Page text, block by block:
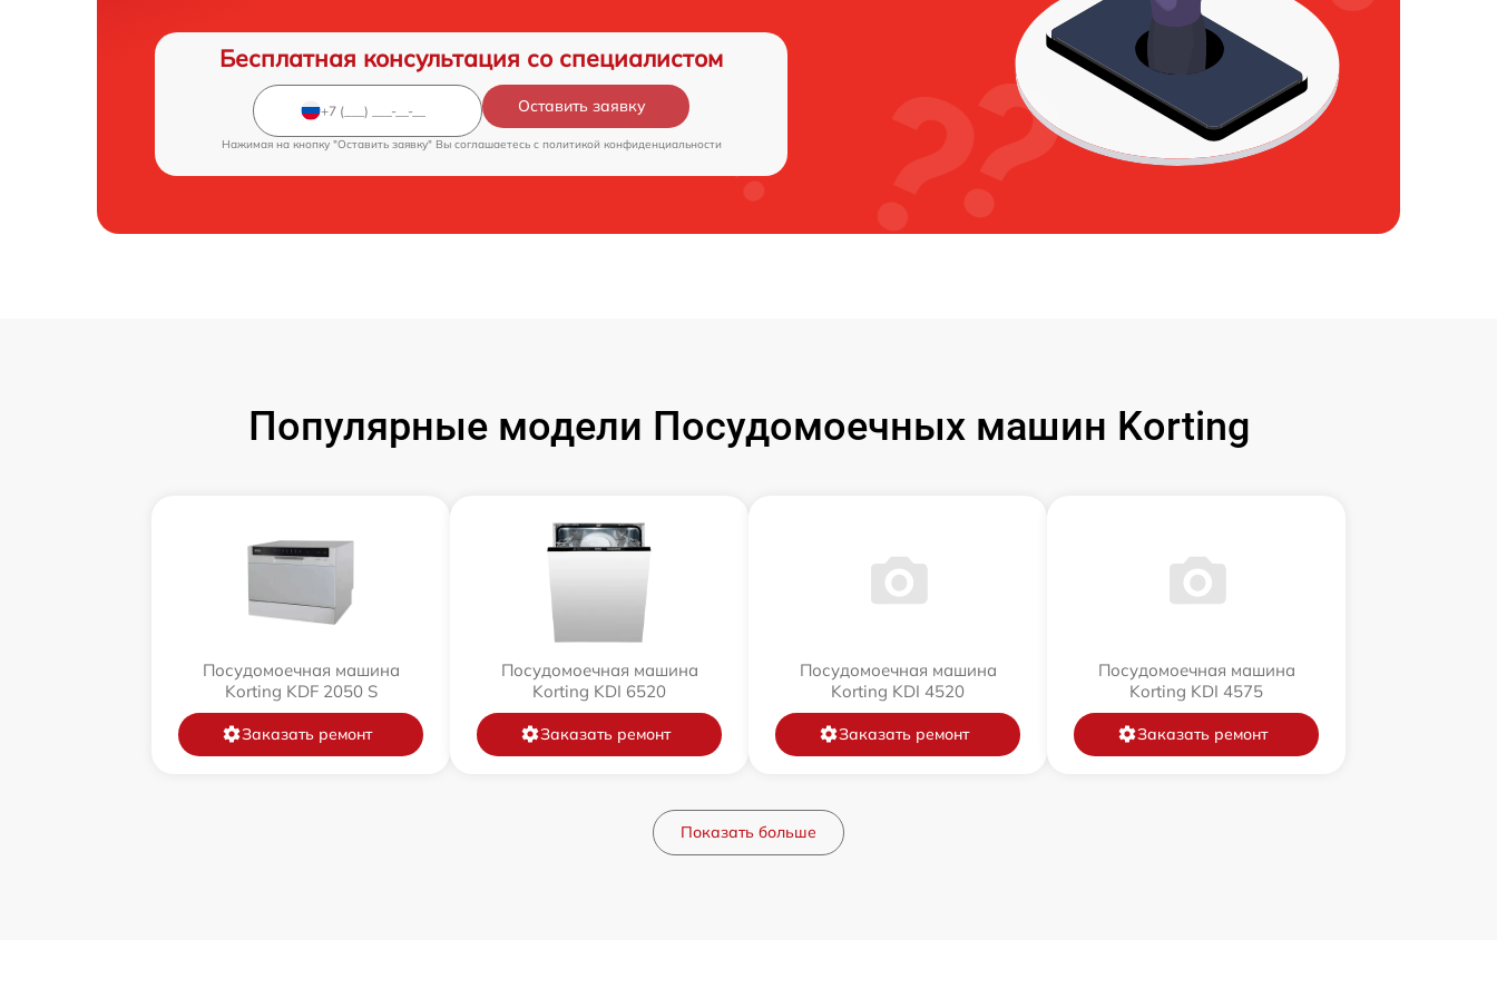
Бесплатная консультация со специалистом
Оставить заявку
Нажимая на кнопку "Оставить заявку" Вы соглашаетесь c политикой конфиденциальности
Популярные модели Посудомоечных машин Korting
Посудомоечная машина
Korting KDF 2050 S
Заказать ремонт
Посудомоечная машина
Korting KDI 6520
Заказать ремонт
Посудомоечная машина
Korting KDI 4520
Заказать ремонт
Посудомоечная машина
Korting KDI 4575
Заказать ремонт
Показать больше